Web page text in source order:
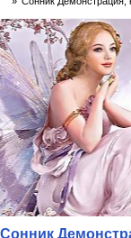
Сонник